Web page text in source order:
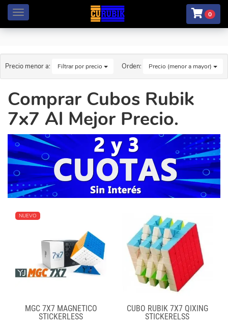
Menú 0
Precio menor a: Filtrar por precio Orden: Precio (menor a mayor)
Comprar Cubos Rubik
7x7 Al Mejor Precio.
NUEVO
MGC 7X7 MAGNÉTICO
STICKERLESS
CUBO RUBIK 7X7 QIXING
STICKERELSS